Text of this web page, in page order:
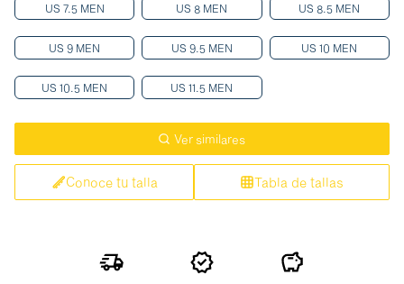
US 7.5 MEN US 8 MEN US 8.5 MEN
US 9 MEN US 9.5 MEN US 10 MEN
US 10.5 MEN US 11.5 MEN
Ver similares
Conoce tu talla Tabla de tallas